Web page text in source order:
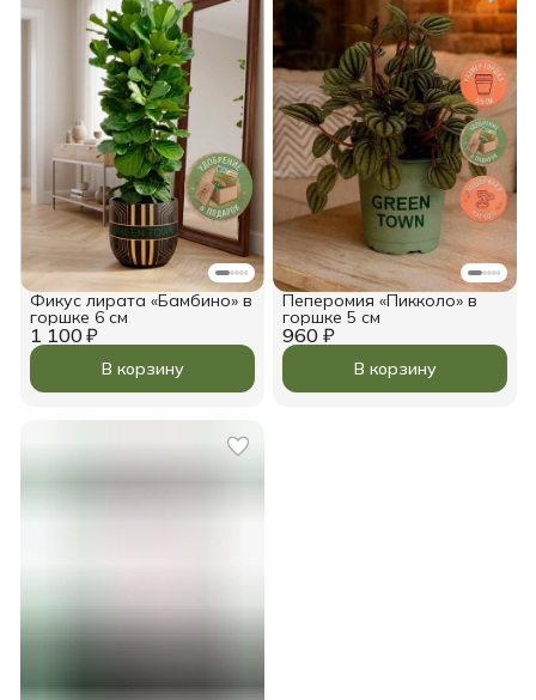
1 100 ₽
Фикус лирата «Бамбино» в
горшке 6 см
В корзину
960 ₽
Пеперомия «Пикколо» в
горшке 5 см
В корзину